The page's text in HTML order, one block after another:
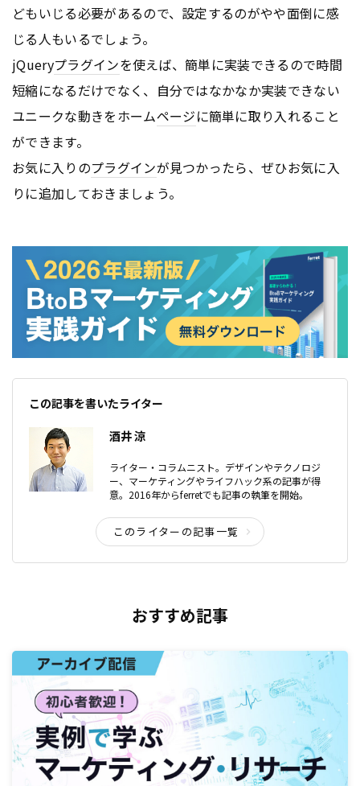
どもいじる必要があるので、設定するのがやや面倒に感
じる人もいるでしょう。
jQueryプラグインを使えば、簡単に実装できるので時間
短縮になるだけでなく、自分ではなかなか実装できない
ユニークな動きをホームページに簡単に取り入れること
ができます。
お気に入りのプラグインが見つかったら、ぜひお気に入
りに追加しておきましょう。
この記事を書いたライター
酒井 涼
ライター・コラムニスト。デザインやテクノロジ
ー、マーケティングやライフハック系の記事が得
意。2016年からferretでも記事の執筆を開始。
このライターの記事一覧
おすすめ記事